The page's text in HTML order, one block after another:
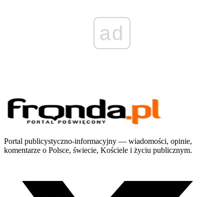
ad
Portal publicystyczno-informacyjny — wiadomości, opinie,
komentarze o Polsce, świecie, Kościele i życiu publicznym.